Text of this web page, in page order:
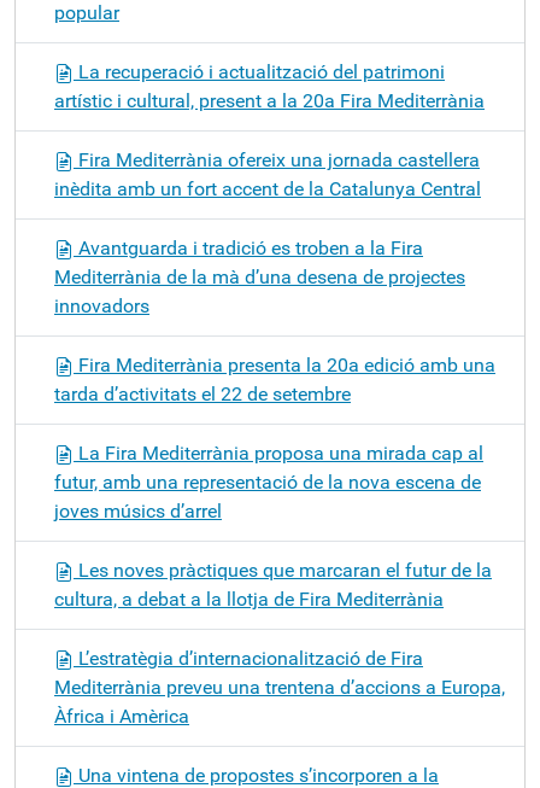
popular
La recuperació i actualització del patrimoni
artístic i cultural, present a la 20a Fira Mediterrània
Fira Mediterrània ofereix una jornada castellera
inèdita amb un fort accent de la Catalunya Central
Avantguarda i tradició es troben a la Fira
Mediterrània de la mà d’una desena de projectes
innovadors
Fira Mediterrània presenta la 20a edició amb una
tarda d’activitats el 22 de setembre
La Fira Mediterrània proposa una mirada cap al
futur, amb una representació de la nova escena de
joves músics d’arrel
Les noves pràctiques que marcaran el futur de la
cultura, a debat a la llotja de Fira Mediterrània
L’estratègia d’internacionalització de Fira
Mediterrània preveu una trentena d’accions a Europa,
Àfrica i Amèrica
Una vintena de propostes s’incorporen a la